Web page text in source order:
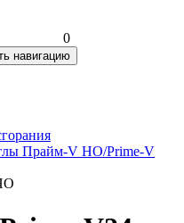
0
навигацию
Прайм-V HO/Prime-V